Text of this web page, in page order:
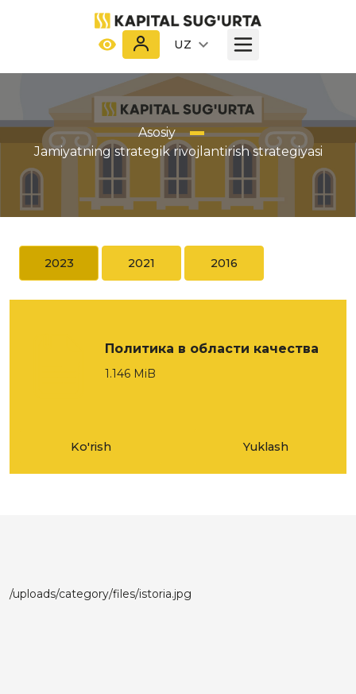
UZ
Asosiy
Jamiyatning strategik rivojlantirish strategiyasi
2023 2021 2016
Политика в области качества
1.146 MiB
Ko'rish Yuklash
/uploads/category/files/istoria.jpg